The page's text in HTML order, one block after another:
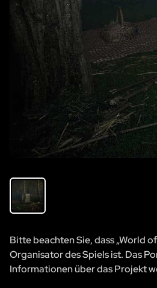
Bitte beachten Sie, dass „World
Organisator des Spiels ist. Das
Informationen über das Projekt